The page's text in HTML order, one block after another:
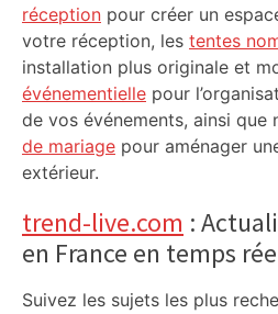
réception pour créer un
votre réception, les tentes
installation plus originale et
événementielle pour
de vos événements, ainsi que
de mariage pour aménager
extérieur.
trend-live.com :
en France en temps
Suivez les sujets les plus